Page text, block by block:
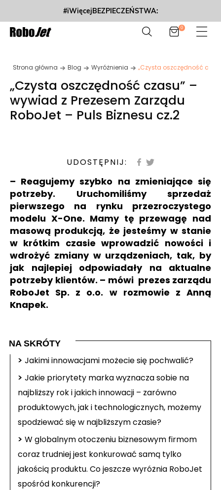
#iWięcejBEZPIECZEŃSTWA:
0
Strona główna Blog Wyróżnienia
„Czysta oszczędność czasu” –
wywiad z Prezesem Zarządu
RoboJet – Puls Biznesu cz.2
UDOSTĘPNIJ:
– Reagujemy szybko na zmieniające się
potrzeby. Uruchomiliśmy sprzedaż
pierwszego na rynku przezroczystego
modelu X-One. Mamy tę przewagę nad
masową produkcją, że jesteśmy w stanie
w krótkim czasie wprowadzić nowości i
wdrożyć zmiany w urządzeniach, tak, by
jak najlepiej odpowiadały na aktualne
potrzeby klientów. – mówi prezes zarządu
RoboJet Sp. z o.o. w rozmowie z Anną
Knapek.
NA SKRÓTY
> Jakimi innowacjami możecie się pochwalić?
> Jakie priorytety marka wyznacza sobie na
najbliższy rok i jakich innowacji – zarówno
produktowych, jak i technologicznych, możemy
spodziewać się w najbliższym czasie?
> W globalnym otoczeniu biznesowym firmom
coraz trudniej jest konkurować samą tylko
jakością produktu. Co jeszcze wyróżnia RoboJet
spośród konkurencji?